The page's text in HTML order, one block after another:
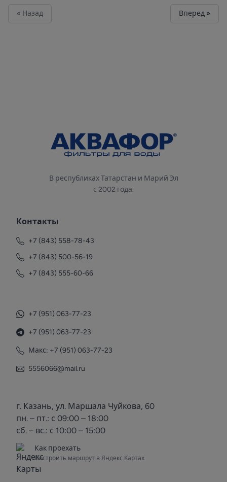
« Назад Вперед »
В республиках Татарстан и Марий Эл
с 2002 года.
Контакты
+7 (843) 558-78-43
+7 (843) 500-56-19
+7 (843) 555-60-66
+7 (951) 063-77-23
+7 (951) 063-77-23
Макс: +7 (951) 063-77-23
5556066@mail.ru
г. Казань, ул. Маршала Чуйкова, 60
пн. – пт.: с 09:00 – 18:00
сб. – вс.: с 10:00 – 15:00
Как проехать
Построить маршрут в Яндекс Картах